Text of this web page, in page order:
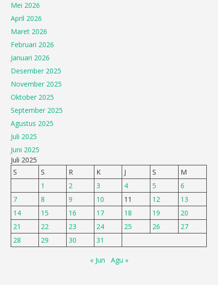
Mei 2026
April 2026
Maret 2026
Februari 2026
Januari 2026
Desember 2025
November 2025
Oktober 2025
September 2025
Agustus 2025
Juli 2025
Juni 2025
Juli 2025
S
S R K J S
M
1
2 3 4 5
6
7
8 9 10 11 12
13
14
15 16 17 18 19
20
21
22 23 24 25 26
27
28
29 30 31
« Jun Agu »